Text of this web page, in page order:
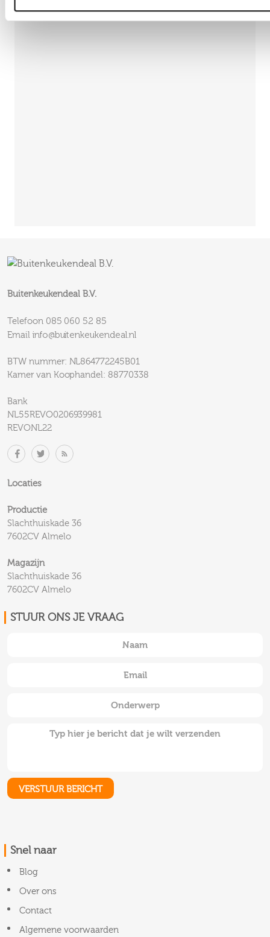
Buitenkeukendeal B.V.
Telefoon 085 060 52 85
Email info@buitenkeukendeal.nl
BTW nummer: NL864772245B01
Kamer van Koophandel: 88770338
Bank
NL55REVO0206939981
REVONL22
Locaties
Productie
Slachthuiskade 36
7602CV Almelo
Magazijn
Slachthuiskade 36
7602CV Almelo
STUUR ONS JE VRAAG
Snel naar
Blog
Over ons
Contact
Algemene voorwaarden